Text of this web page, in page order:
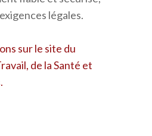
légales.
sur le site du
de la Santé et